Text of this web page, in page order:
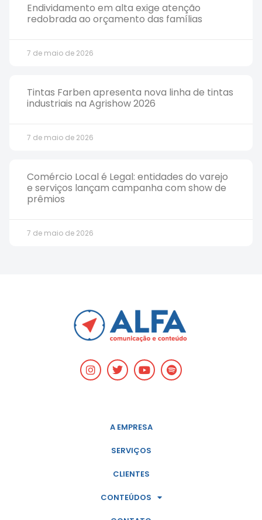
Endividamento em alta exige atenção
redobrada ao orçamento das famílias
7 de maio de 2026
Tintas Farben apresenta nova linha de tintas
industriais na Agrishow 2026
7 de maio de 2026
Comércio Local é Legal: entidades do varejo
e serviços lançam campanha com show de
prêmios
7 de maio de 2026
A EMPRESA
SERVIÇOS
CLIENTES
CONTEÚDOS